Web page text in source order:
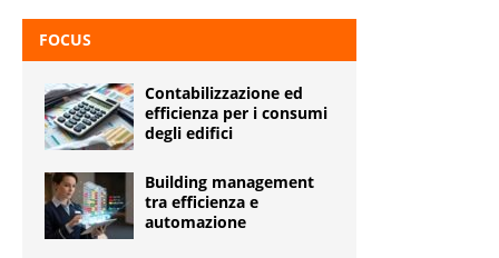
FOCUS
Contabilizzazione ed
efficienza per i consumi
degli edifici
Building management
tra efficienza e
automazione